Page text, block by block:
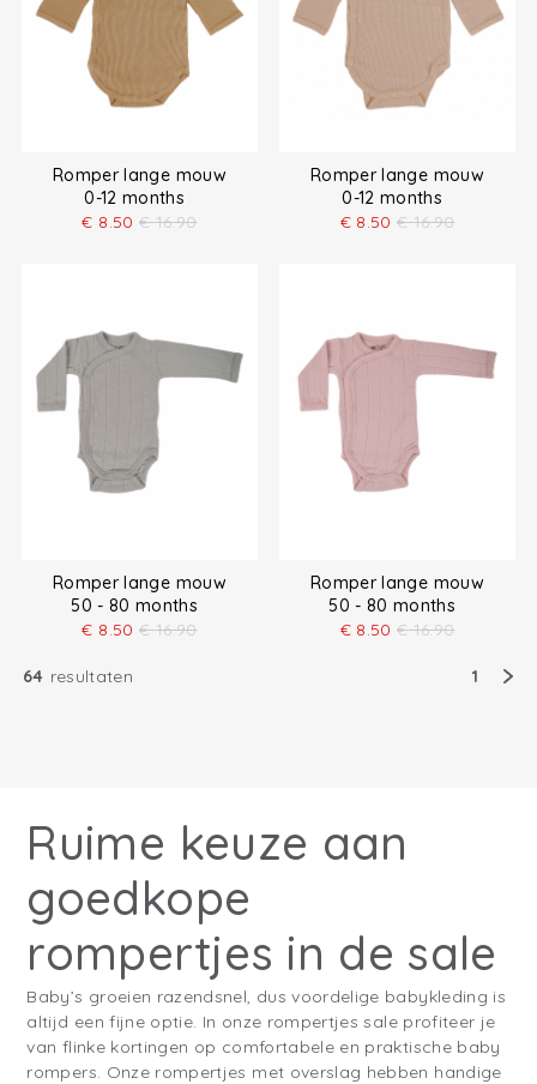
Romper lange mouw
0-12 months
€ 8.50 € 16.90
Romper lange mouw
0-12 months
€ 8.50 € 16.90
Romper lange mouw
50 - 80 months
€ 8.50 € 16.90
Romper lange mouw
50 - 80 months
€ 8.50 € 16.90
64 resultaten 1
Ruime keuze aan
goedkope
rompertjes in de sale
Baby’s groeien razendsnel, dus voordelige babykleding is
altijd een fijne optie. In onze rompertjes sale profiteer je
van flinke kortingen op comfortabele en praktische baby
rompers. Onze rompertjes met overslag hebben handige